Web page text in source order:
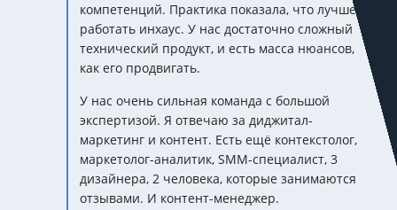
компетенций. Практика показала, что лучше
работать инхаус. У нас достаточно сложный
технический продукт, и есть масса нюансов,
как его продвигать.
У нас очень сильная команда с большой
экспертизой. Я отвечаю за диджитал-
маркетинг и контент. Есть ещё контекстолог,
маркетолог-аналитик, SMM-специалист, 3
дизайнера, 2 человека, которые занимаются
отзывами. И контент-менеджер.